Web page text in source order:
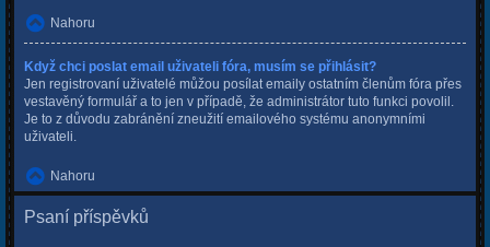
Nahoru
Když chci poslat email uživateli fóra, musím se přihlásit?
Jen registrovaní uživatelé můžou posílat emaily ostatním členům fóra přes
vestavěný formulář a to jen v případě, že administrátor tuto funkci povolil.
Je to z důvodu zabránění zneužití emailového systému anonymními
uživateli.
Nahoru
Psaní příspěvků